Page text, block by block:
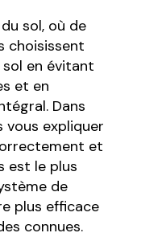
sol, où de
choisissent
en évitant
et en
Dans
vous expliquer
et
est le plus
de
plus efficace
connues.